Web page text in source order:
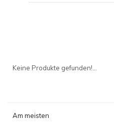
Keine Produkte gefunden!...
Am meisten